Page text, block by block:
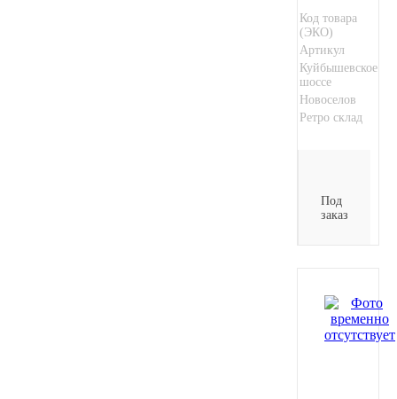
Код товара
(ЭКО)
Артикул
Куйбышевское
шоссе
Новоселов
Ретро склад
Под
заказ